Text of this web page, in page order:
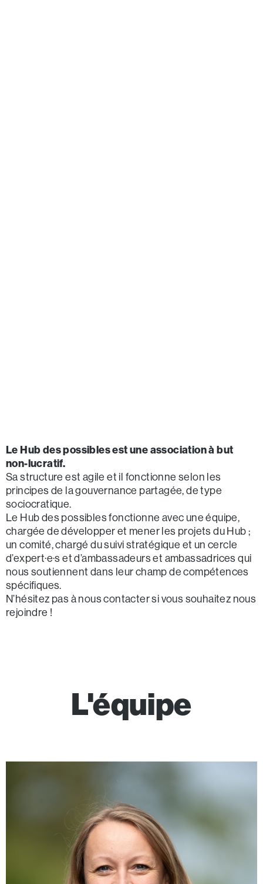
Le Hub des possibles est une association à but
non-lucratif.
Sa structure est agile et il fonctionne selon les
principes de la gouvernance partagée, de type
sociocratique.
Le Hub des possibles fonctionne avec une équipe,
chargée de développer et mener les projets du Hub ;
un comité, chargé du suivi stratégique et un cercle
d’expert·e·s et d’ambassadeurs et ambassadrices qui
nous soutiennent dans leur champ de compétences
spécifiques.
N’hésitez pas à nous contacter si vous souhaitez nous
rejoindre !
L'équipe